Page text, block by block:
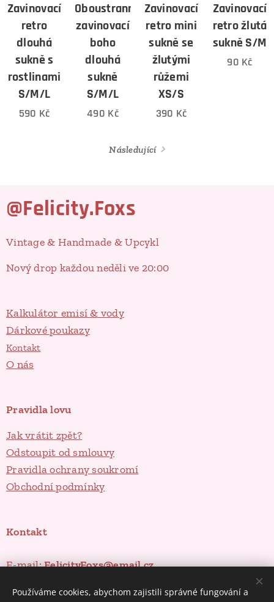
Zavinovací
retro
dlouhá
sukně s
rostlinami
S/M/L
590 Kč
Oboustranná
zavinovací
boho
dlouhá
sukně
S/M/L
490 Kč
Zavinovací
retro mini
sukně se
žlutými
růžemi
XS/S
390 Kč
Zavinovací
retro žlutá
sukně S/M
90 Kč
Následující
@Felicity.Foxs
Vintage & Handmade & Upcykl
Nový drop každou neděli ve 20:00
Kalkulátor emisí & vody
Dárkové poukazy
Kontakt
O nás
Pravidla lovu
Jak vrátit zpět?
Odstoupit od smlouvy
Pravidla ochrany soukromí
Obchodní podmínky
Kontakt
E-mail:FelicityFoxs@email.cz
Používáme cookies, abychom zajistili správné fungování a